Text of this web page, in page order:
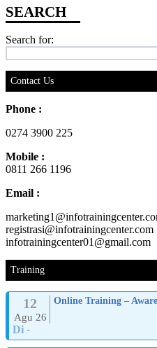
Search for:
Contact Us
Phone :
0274 3900 225
Mobile :
0811 266 1196
Email :
registrasi@infotrainingcenter.com
infotrainingcenter01@gmail.com
Training
12
Agu 26
Online Training –
Di -